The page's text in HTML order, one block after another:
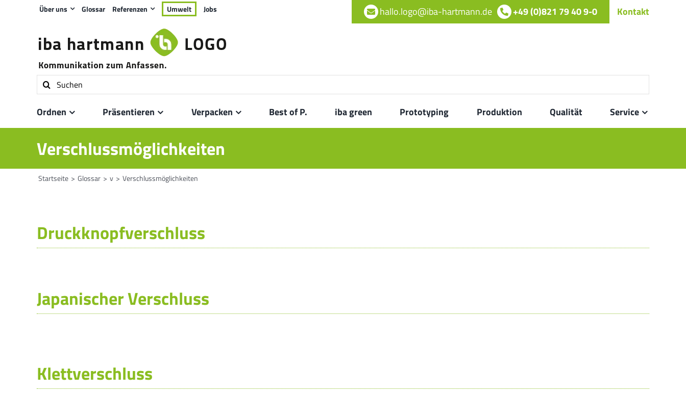
Über uns Glossar Referenzen Umwelt Jobs hallo.logo@iba-hartmann.de +49 (0)821 79 40 9-0 Kontakt
Suche
nach:
Ordnen
Präsentieren Verpacken Best of P. iba green Prototyping Produktion Qualität Service
Verschlussmöglichkeiten
Startseite Glossar v Verschlussmöglichkeiten
Druckknopfverschluss
Japanischer Verschluss
Klettverschluss